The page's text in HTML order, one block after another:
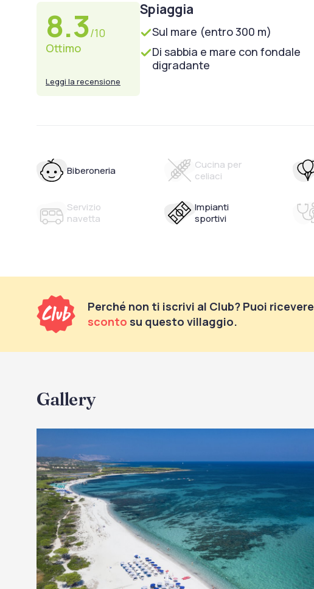
8.3/10
Ottimo
Leggi la recensione
Spiaggia
Sul mare (entro 300 m)
Di sabbia e mare con fondale
digradante
Biberoneria
Cucina per
celiaci
Servizio
navetta
Impianti
sportivi
Perché non ti iscrivi al Club? Puoi ricevere
sconto su questo villaggio.
Gallery